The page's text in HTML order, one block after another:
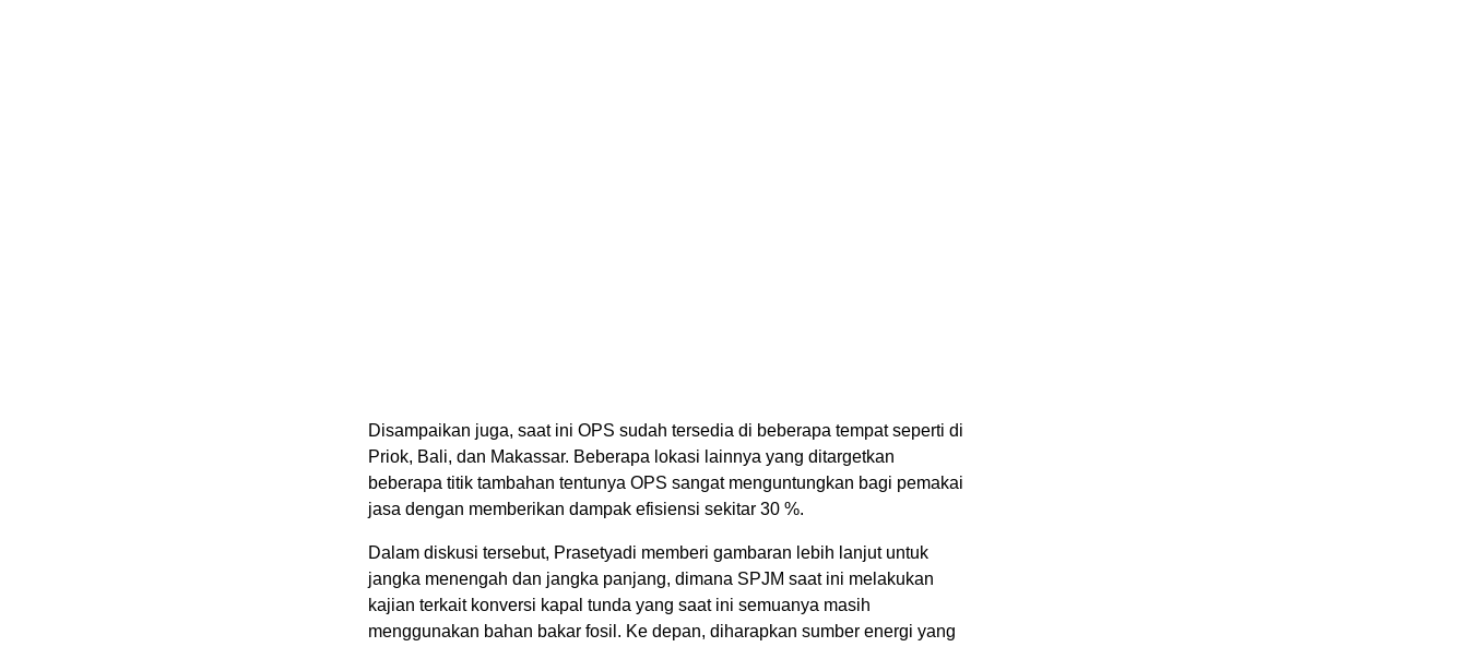
Disampaikan juga, saat ini OPS sudah tersedia di beberapa tempat seperti di
Priok, Bali, dan Makassar. Beberapa lokasi lainnya yang ditargetkan
beberapa titik tambahan tentunya OPS sangat menguntungkan bagi pemakai
jasa dengan memberikan dampak efisiensi sekitar 30 %.
Dalam diskusi tersebut, Prasetyadi memberi gambaran lebih lanjut untuk
jangka menengah dan jangka panjang, dimana SPJM saat ini melakukan
kajian terkait konversi kapal tunda yang saat ini semuanya masih
menggunakan bahan bakar fosil. Ke depan, diharapkan sumber energi yang